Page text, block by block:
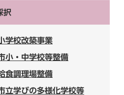
択
学校改築事業
小・中学校等整備
食調理場整備
立学びの多様化学校等